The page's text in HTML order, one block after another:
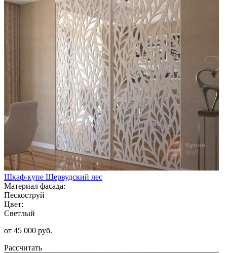
Шкаф-купе Шервудский лес
Материал фасада:
Пескоструй
Цвет:
Светлый
от 45 000 руб.
Рассчитать